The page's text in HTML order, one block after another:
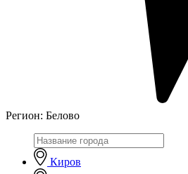
Регион: Белово
Киров